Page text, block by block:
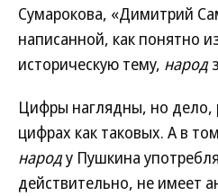
Сумарокова, «Димитрий
написанной, как понятно
историческую тему, народ
Цифры наглядны, но дело,
цифрах как таковых. А в
народу Пушкина
действительно, не имеет